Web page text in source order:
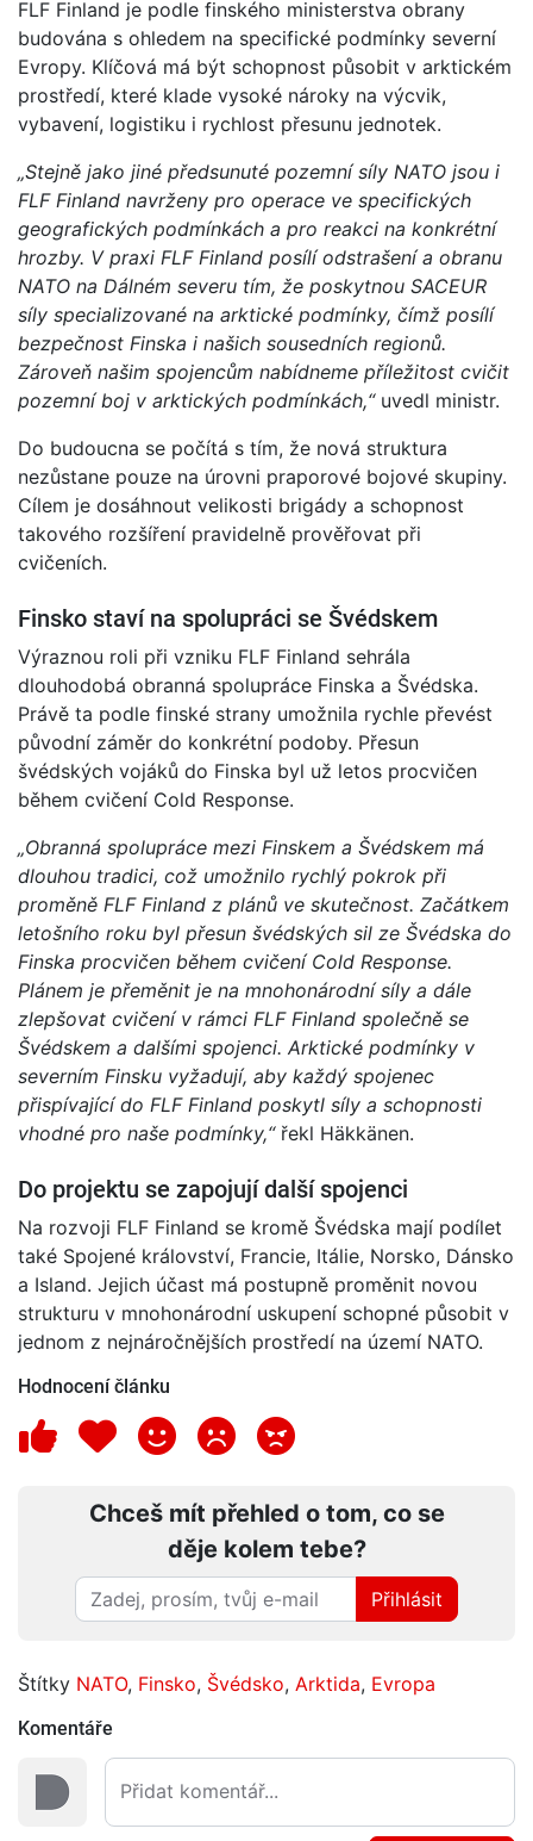
FLF Finland je podle finského ministerstva obrany
budována s ohledem na specifické podmínky severní
Evropy. Klíčová má být schopnost působit v arktickém
prostředí, které klade vysoké nároky na výcvik,
vybavení, logistiku i rychlost přesunu jednotek.
„Stejně jako jiné předsunuté pozemní síly NATO jsou i
FLF Finland navrženy pro operace ve specifických
geografických podmínkách a pro reakci na konkrétní
hrozby. V praxi FLF Finland posílí odstrašení a obranu
NATO na Dálném severu tím, že poskytnou SACEUR
síly specializované na arktické podmínky, čímž posílí
bezpečnost Finska i našich sousedních regionů.
Zároveň našim spojencům nabídneme příležitost cvičit
pozemní boj v arktických podmínkách,“ uvedl ministr.
Do budoucna se počítá s tím, že nová struktura
nezůstane pouze na úrovni praporové bojové skupiny.
Cílem je dosáhnout velikosti brigády a schopnost
takového rozšíření pravidelně prověřovat při
cvičeních.
Finsko staví na spolupráci se Švédskem
Výraznou roli při vzniku FLF Finland sehrála
dlouhodobá obranná spolupráce Finska a Švédska.
Právě ta podle finské strany umožnila rychle převést
původní záměr do konkrétní podoby. Přesun
švédských vojáků do Finska byl už letos procvičen
během cvičení Cold Response.
„Obranná spolupráce mezi Finskem a Švédskem má
dlouhou tradici, což umožnilo rychlý pokrok při
proměně FLF Finland z plánů ve skutečnost. Začátkem
letošního roku byl přesun švédských sil ze Švédska do
Finska procvičen během cvičení Cold Response.
Plánem je přeměnit je na mnohonárodní síly a dále
zlepšovat cvičení v rámci FLF Finland společně se
Švédskem a dalšími spojenci. Arktické podmínky v
severním Finsku vyžadují, aby každý spojenec
přispívající do FLF Finland poskytl síly a schopnosti
vhodné pro naše podmínky,“řekl Häkkänen.
Do projektu se zapojují další spojenci
Na rozvoji FLF Finland se kromě Švédska mají podílet
také Spojené království, Francie, Itálie, Norsko, Dánsko
a Island. Jejich účast má postupně proměnit novou
strukturu v mnohonárodní uskupení schopné působit v
jednom z nejnáročnějších prostředí na území NATO.
Hodnocení článku
Chceš mít přehled o tom, co se
děje kolem tebe?
Přihlásit
Štítky NATO, Finsko, Švédsko, Arktida, Evropa
Komentáře